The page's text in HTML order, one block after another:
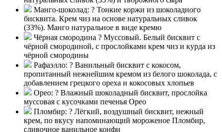
Манго-шоколад: ? Тонкие коржи из шоколадного
бисквита. Крем чиз на основе натуральных сливок
(33%). Манго натуральное в виде кремю
Чёрная смородина ? Муссовый. Белый бисквит с
чёрной смородиной, с прослойками крем чиз и курда из
чёрной смородины
Рафаэлло: ? Ванильный бисквит с кокосом,
пропитанный нежнейшим кремом из белого шоколада, с
добавлением грецкого ореха и кокосовых хлопьев
Орео: ? Влажный шоколадный бисквит, прослойка
муссовая с кусочками печенья Орео
Пломбир: ? Лёгкий, воздушный бисквит, нежный
крем, по вкусу напоминающий мороженое Пломбир,
сливочное ванильное конфи